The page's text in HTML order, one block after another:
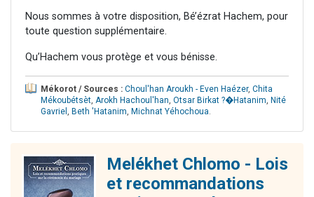
Nous sommes à votre disposition, Bé’ézrat Hachem, pour
toute question supplémentaire.
Qu’Hachem vous protège et vous bénisse.
Mékorot / Sources : Choul'han Aroukh - Even Haézer, Chita
Mékoubétsèt, Arokh Hachoul'han, Otsar Birkat ?�Hatanim, Nité
Gavriel , Beth 'Hatanim, Michnat Yéhochoua.
Melékhet Chlomo - Lois
et recommandations